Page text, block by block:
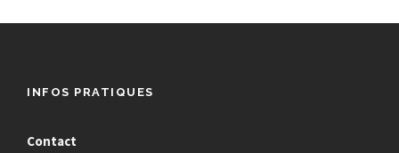
INFOS PRATIQUES
Contact